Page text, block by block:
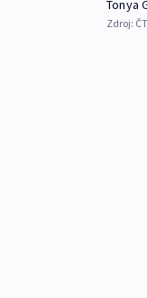
Tonya
Zdroj: